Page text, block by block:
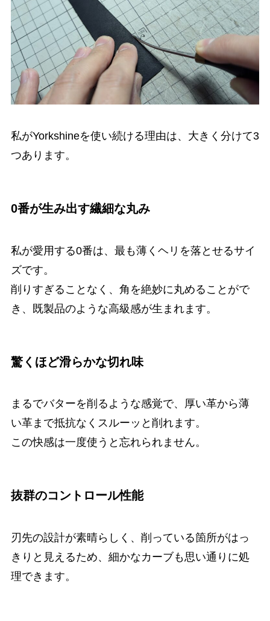
私がYorkshineを使い続ける理由は、大きく分けて3
つあります。
0番が生み出す繊細な丸み
私が愛用する0番は、最も薄くヘリを落とせるサイ
ズです。
削りすぎることなく、角を絶妙に丸めることがで
き、既製品のような高級感が生まれます。
驚くほど滑らかな切れ味
まるでバターを削るような感覚で、厚い革から薄
い革まで抵抗なくスルーッと削れます。
この快感は一度使うと忘れられません。
抜群のコントロール性能
刃先の設計が素晴らしく、削っている箇所がはっ
きりと見えるため、細かなカーブも思い通りに処
理できます。